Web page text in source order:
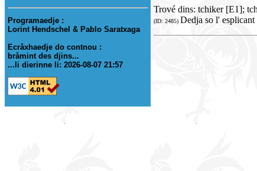
Programaedje :
Lorint Hendschel & Pablo Saratxaga
Ecråxhaedje do contnou :
bråmint des djins...
...li dierinne li: 2026-08-07 21:57
Trové dins: tchiker [E1];
(ID: 2485) Dedja so l' esplicant